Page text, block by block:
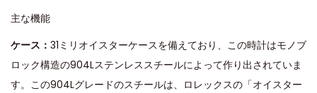
主な機能
ケース： 31ミリオイスターケースを備えており、この時計はモノブ
ロック構造の904Lステンレススチールによって作り出されていま
す。この904Lグレードのスチールは、ロレックスの「オイスター